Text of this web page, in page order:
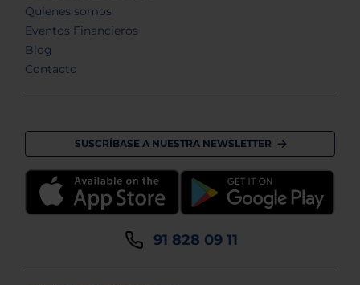
Quienes somos
Eventos Financieros
Blog
Contacto
SUSCRÍBASE A NUESTRA NEWSLETTER
91 828 09 11